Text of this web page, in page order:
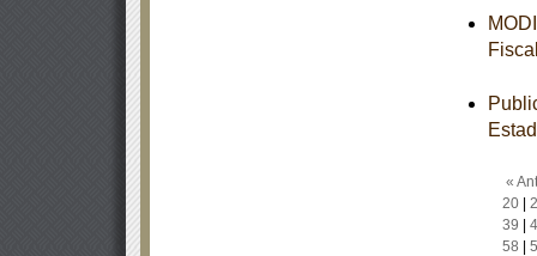
«
20|
39
58